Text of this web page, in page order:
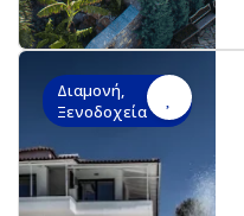
Διαμονή,
Ξενοδοχεία